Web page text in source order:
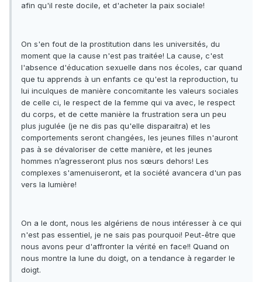
afin qu'il reste docile, et d'acheter la paix sociale!
On s'en fout de la prostitution dans les universités, du
moment que la cause n'est pas traitée! La cause, c'est
l'absence d'éducation sexuelle dans nos écoles, car quand
que tu apprends à un enfants ce qu'est la reproduction, tu
lui inculques de manière concomitante les valeurs sociales
de celle ci, le respect de la femme qui va avec, le respect
du corps, et de cette manière la frustration sera un peu
plus jugulée (je ne dis pas qu'elle disparaitra) et les
comportements seront changées, les jeunes filles n'auront
pas à se dévaloriser de cette manière, et les jeunes
hommes n’agresseront plus nos sœurs dehors! Les
complexes s'amenuiseront, et la société avancera d'un pas
vers la lumière!
On a le dont, nous les algériens de nous intéresser à ce qui
n'est pas essentiel, je ne sais pas pourquoi! Peut-être que
nous avons peur d'affronter la vérité en face!! Quand on
nous montre la lune du doigt, on a tendance à regarder le
doigt.